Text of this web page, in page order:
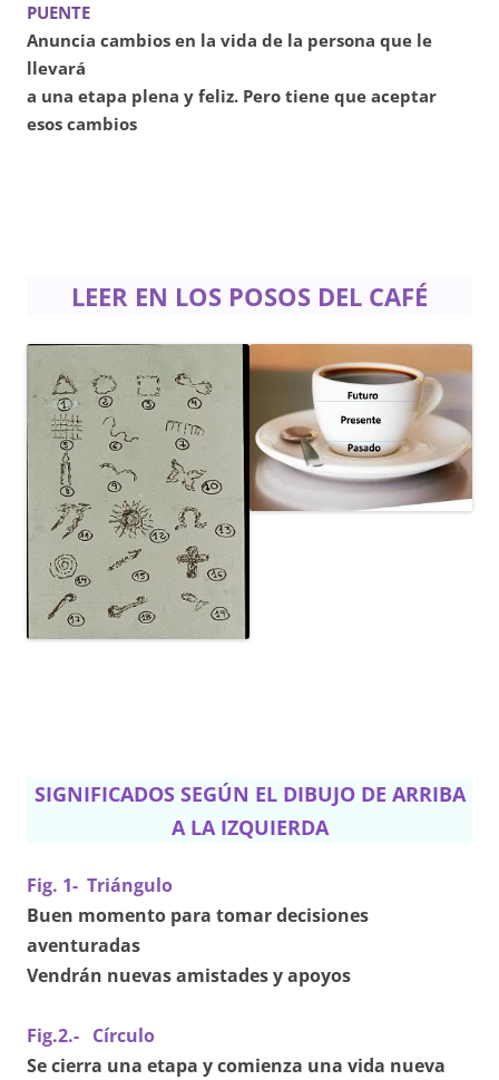
PUENTE
Anuncia cambios en la vida de la persona que le
llevará
a una etapa plena y feliz. Pero tiene que aceptar
esos cambios
LEER EN LOS POSOS DEL CAFÉ
SIGNIFICADOS SEGÚN EL DIBUJO DE ARRIBA
A LA IZQUIERDA
Fig. 1- Triángulo
Buen momento para tomar decisiones
aventuradas
Vendrán nuevas amistades y apoyos
Fig.2.- Círculo
Se cierra una etapa y comienza una vida nueva